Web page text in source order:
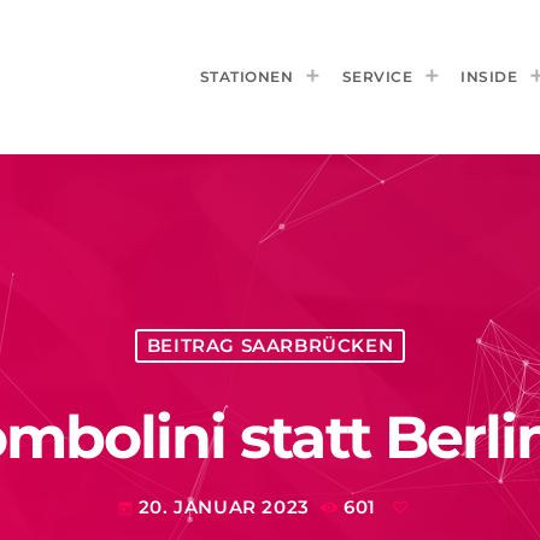
STATIONEN SERVICE INSIDE
BEITRAG SAARBRÜCKEN
statt
today 20. JANUAR 2023 601